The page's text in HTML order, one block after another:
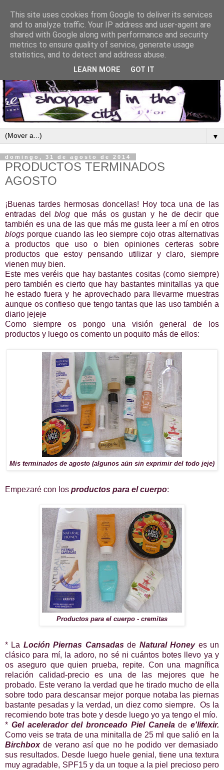
▼
domingo, 31 de agosto de 2014
PRODUCTOS TERMINADOS
AGOSTO
¡Buenas tardes hermosas doncellas! Hoy toca una de las
entradas delblogque más os gustan y he de decir que
también es una de las que más me gusta leer a mí en otros
blogs porque cuando las leo siempre cojo otras alternativas
a productos que uso o bien opiniones certeras sobre
productos que estoy pensando utilizar y claro, siempre
vienen muy bien.
Este mes veréis que hay bastantes cositas (como siempre)
pero también es cierto que hay bastantes minitallas ya que
he estado fuera y he aprovechado para llevarme muestras
aunque os confieso que tengo tantas que las uso también a
diario jejeje
Como siempre os pongo una visión general de los
productos y luego os comento un poquito más de ellos:
Mis terminados de agosto (algunos aún sin exprimir del todo jeje)
Empezaré con los productos para el cuerpo:
Productos para el cuerpo - cremitas
* La LociónPiernas Cansadasde Natural Honeyes un
clásico para mí, la adoro, no sé ni cuántos botes llevo ya y
os aseguro que quien prueba, repite. Con una magnífica
relación calidad-precio es una de las mejores que he
probado. Este verano la verdad que he tirado mucho de ella
sobre todo para descansar mejor porque notaba las piernas
bastante pesadas y la verdad, un diez como siempre. Os la
recomiendo bote tras bote y desde luego yo ya tengo el mío.
* Gel acelerador del bronceado Piel Canelade e'lifexir.
Como veis se trata de una minitalla de 25 ml que salió en la
Birchboxde verano así que no he podido ver demasiado
sus resultados. Desde luego huele genial, tiene una textura
muy agradable, SPF15 y da un toque a la piel precioso pero
This site uses cookies from Google to deliver its services
and to analyze traffic. Your IP address and user-agent are
shared with Google along with performance and security
metrics to ensure quality of service, generate usage
statistics, and to detect and address abuse.
LEARN MORE GOT IT